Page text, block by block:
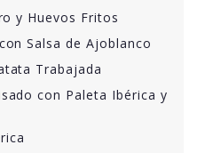
y Huevos Fritos
Salsa de Ajoblanco
Trabajada
con Paleta Ibérica y